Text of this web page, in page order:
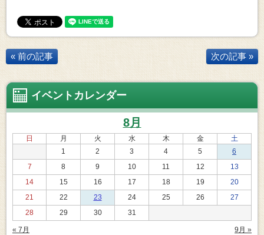
« 前の記事 次の記事 »
イベントカレンダー
8月
日 月 火 水 木 金
土
1
2 3 4 5
6
7
8 9 10 11 12
13
14
15 16 17 18 19
20
21
22 23 24 25 26
27
28
29 30 31
« 7月 9月 »